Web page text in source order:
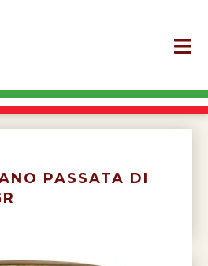
PASSATA DI